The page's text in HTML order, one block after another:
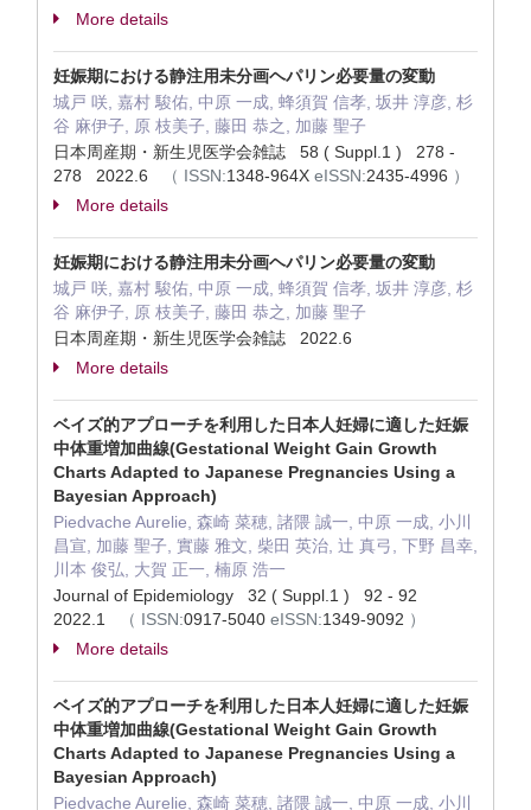
More details
妊娠期における静注用未分画ヘパリン必要量の変動
城戸 咲, 嘉村 駿佑, 中原 一成, 蜂須賀 信孝, 坂井 淳彦, 杉
谷 麻伊子, 原 枝美子, 藤田 恭之, 加藤 聖子
日本周産期・新生児医学会雑誌 58 ( Suppl.1 ) 278 -
278 2022.6
（ ISSN:1348-964X eISSN:2435-4996 ）
More details
妊娠期における静注用未分画ヘパリン必要量の変動
城戸 咲, 嘉村 駿佑, 中原 一成, 蜂須賀 信孝, 坂井 淳彦, 杉
谷 麻伊子, 原 枝美子, 藤田 恭之, 加藤 聖子
日本周産期・新生児医学会雑誌 2022.6
More details
ベイズ的アプローチを利用した日本人妊婦に適した妊娠
中体重増加曲線(Gestational Weight Gain Growth
Charts Adapted to Japanese Pregnancies Using a
Bayesian Approach)
Piedvache Aurelie, 森崎 菜穂, 諸隈 誠一, 中原 一成, 小川
昌宣, 加藤 聖子, 實藤 雅文, 柴田 英治, 辻 真弓, 下野 昌幸,
川本 俊弘, 大賀 正一, 楠原 浩一
Journal of Epidemiology 32 ( Suppl.1 ) 92 - 92
2022.1
（ ISSN:0917-5040 eISSN:1349-9092 ）
More details
ベイズ的アプローチを利用した日本人妊婦に適した妊娠
中体重増加曲線(Gestational Weight Gain Growth
Charts Adapted to Japanese Pregnancies Using a
Bayesian Approach)
Piedvache Aurelie, 森崎 菜穂, 諸隈 誠一, 中原 一成, 小川